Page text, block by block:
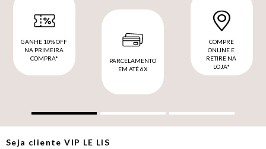
GANHE 10% OFF
NA PRIMEIRA
COMPRA*
PARCELAMENTO
EM ATÉ 6X
COMPRE
ONLINE E
RETIRE NA
LOJA*
Seja clienteVIP LE LIS